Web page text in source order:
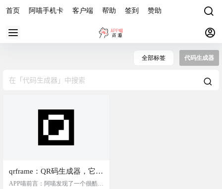
首页 阿喵手机卡 客户端 帮助 签到 赞助
全部标签 代码生成器
qrframe：QR码生成器，它提
供了丰富的定制选项，包括
APP喵前言：阿喵发现了一个很酷的